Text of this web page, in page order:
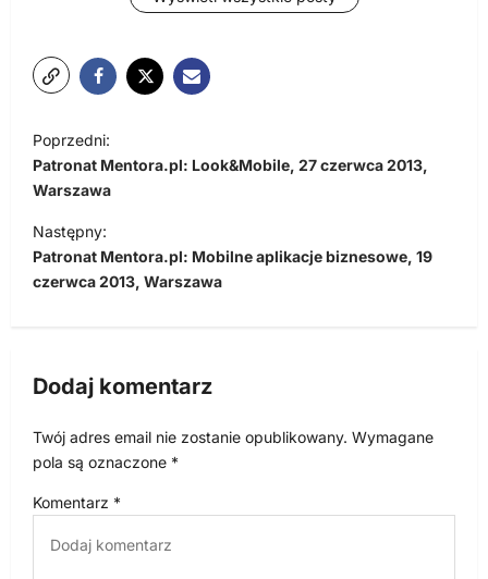
N
a
w
i
g
a
a
w
p
i
Poprzedni:
Patronat Mentora.pl: Look&Mobile, 27 czerwca 2013,
Warszawa
Następny:
Patronat Mentora.pl: Mobilne aplikacje biznesowe, 19
czerwca 2013, Warszawa
Dodaj komentarz
Twój adres email nie zostanie opublikowany. Wymagane
pola są oznaczone *
Komentarz *